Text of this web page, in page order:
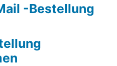
-Bestellung